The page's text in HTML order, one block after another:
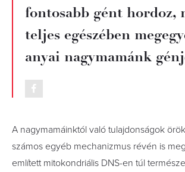
fontosabb gént hordoz,
teljes egészében
anyai nagymamánk
A nagymamáinktól való tulajdonságok
számos egyéb mechanizmus révén is
említett mitokondriális DNS-en túl